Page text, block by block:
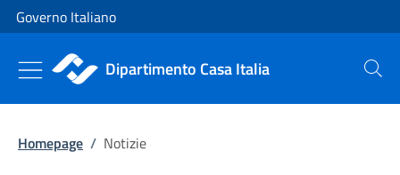
Vai al contenuto
Vai alla navigazione del sito
Governo Italiano
Dipartimento Casa Italia Cerca
Homepage / Notizie